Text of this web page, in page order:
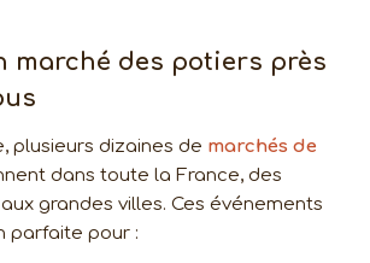
marché des potiers près
plusieurs dizaines de marchés de
dans toute la France, des
grandes villes. Ces événements
parfaite pour :